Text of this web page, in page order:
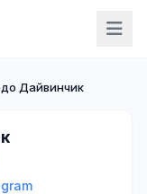
Дайвинчик